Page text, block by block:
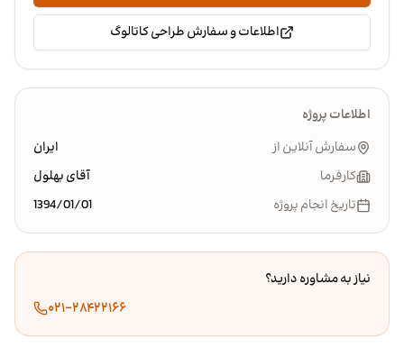
اطلاعات و سفارش طراحی کاتالوگ
اطلاعات پروژه
سفارش آنلاین از
ایران
کارفرما
آقای بهلول
تاریخ انجام پروژه
1394/01/01
نیاز به مشاوره دارید؟
۰۲۱-۲۸۴۲۲۱۶۶